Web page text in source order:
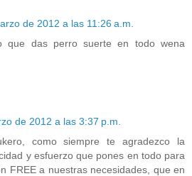
de 2012 a las 11:26 a.m.
que das perro suerte en todo wena
de 2012 a las 3:37 p.m.
como siempre te agradezco la
y esfuerzo que pones en todo para
FREE a nuestras necesidades, que en